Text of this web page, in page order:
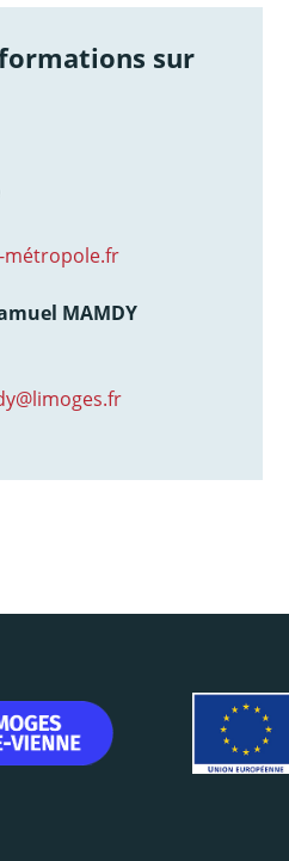
sur
métropole.fr
MAMDY